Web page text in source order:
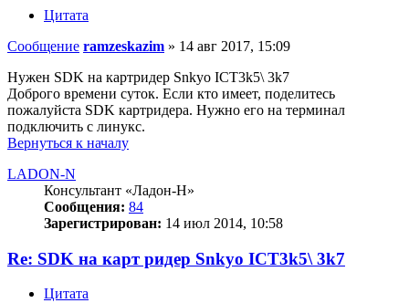
Цитата
Сообщение ramzeskazim » 14 авг 2017, 15:09
Нужен SDK на картридер Snkyo ICT3k5\ 3k7
Доброго времени суток. Если кто имеет, поделитесь
пожалуйста SDK картридера. Нужно его на терминал
подключить с линукс.
Вернуться к началу
LADON-N
Консультант «Ладон-Н»
Сообщения: 84
Зарегистрирован: 14 июл 2014, 10:58
Re: SDK на карт ридер Snkyo ICT3k5\ 3k7
Цитата